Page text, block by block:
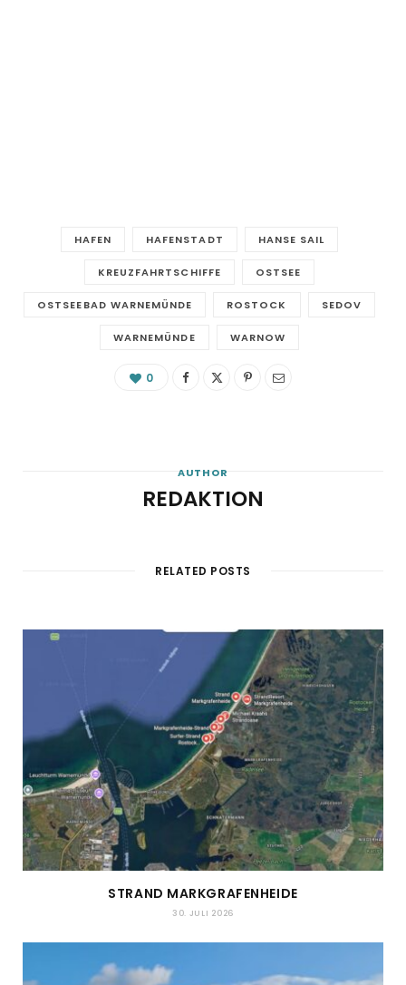
HAFEN HAFENSTADT HANSE SAIL
KREUZFAHRTSCHIFFE OSTSEE
OSTSEEBAD WARNEMÜNDE ROSTOCK SEDOV
WARNEMÜNDE WARNOW
0
AUTHOR
REDAKTION
RELATED POSTS
STRAND MARKGRAFENHEIDE
30. JULI 2026